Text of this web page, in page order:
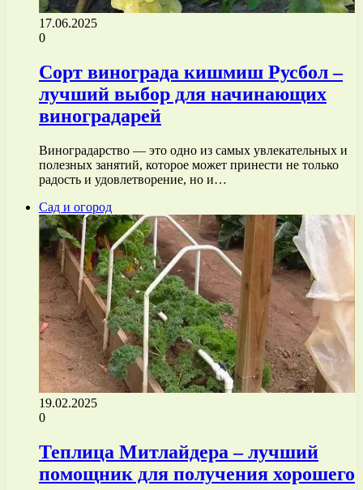
17.06.2025
0
Сорт винограда кишмиш Русбол –
лучший выбор для начинающих
виноградарей
Виноградарство — это одно из самых увлекательных и
полезных занятий, которое может принести не только
радость и удовлетворение, но и…
Сад и огород
19.02.2025
0
Теплица Митлайдера – лучший
помощник для получения хорошего